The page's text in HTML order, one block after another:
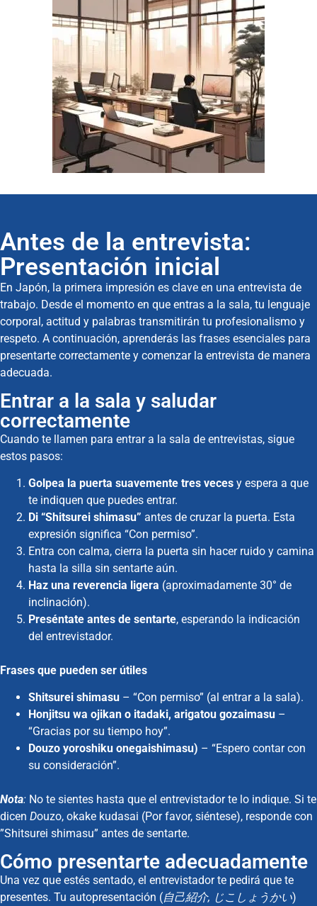
Antes de la entrevista:
Presentación inicial
En Japón, la primera impresión es clave en una entrevista de
trabajo. Desde el momento en que entras a la sala, tu lenguaje
corporal, actitud y palabras transmitirán tu profesionalismo y
respeto. A continuación, aprenderás las frases esenciales para
presentarte correctamente y comenzar la entrevista de manera
adecuada.
Entrar a la sala y saludar
correctamente
Cuando te llamen para entrar a la sala de entrevistas, sigue
estos pasos:
Golpea la puerta suavemente tres veces y espera a que
te indiquen que puedes entrar.
Di “Shitsurei shimasu” antes de cruzar la puerta. Esta
expresión significa “Con permiso”.
Entra con calma, cierra la puerta sin hacer ruido y camina
hasta la silla sin sentarte aún.
Haz una reverencia ligera (aproximadamente 30° de
inclinación).
Preséntate antes de sentarte, esperando la indicación
del entrevistador.
Frases que pueden ser útiles
Shitsurei shimasu – “Con permiso” (al entrar a la sala).
Honjitsu wa ojikan o itadaki, arigatou gozaimasu –
“Gracias por su tiempo hoy”.
Douzo yoroshiku onegaishimasu) – “Espero contar con
su consideración”.
Nota: No te sientes hasta que el entrevistador te lo indique. Si te
dicen Douzo, okake kudasai (Por favor, siéntese), responde con
”Shitsurei shimasu” antes de sentarte.
Cómo presentarte adecuadamente
Una vez que estés sentado, el entrevistador te pedirá que te
presentes. Tu autopresentación (自己紹介, じこしょうかい)